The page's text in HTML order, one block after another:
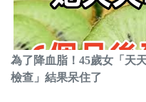
為了降血脂！45歲女「天
檢查」結果呆住了